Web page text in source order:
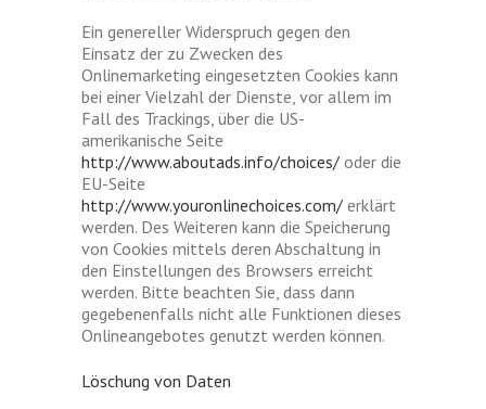
Ein genereller Widerspruch gegen den
Einsatz der zu Zwecken des
Onlinemarketing eingesetzten Cookies kann
bei einer Vielzahl der Dienste, vor allem im
Fall des Trackings, über die US-
amerikanische Seite
http://www.aboutads.info/choices/oder die
EU-Seite
http://www.youronlinechoices.com/erklärt
werden. Des Weiteren kann die Speicherung
von Cookies mittels deren Abschaltung in
den Einstellungen des Browsers erreicht
werden. Bitte beachten Sie, dass dann
gegebenenfalls nicht alle Funktionen dieses
Onlineangebotes genutzt werden können.
Löschung von Daten